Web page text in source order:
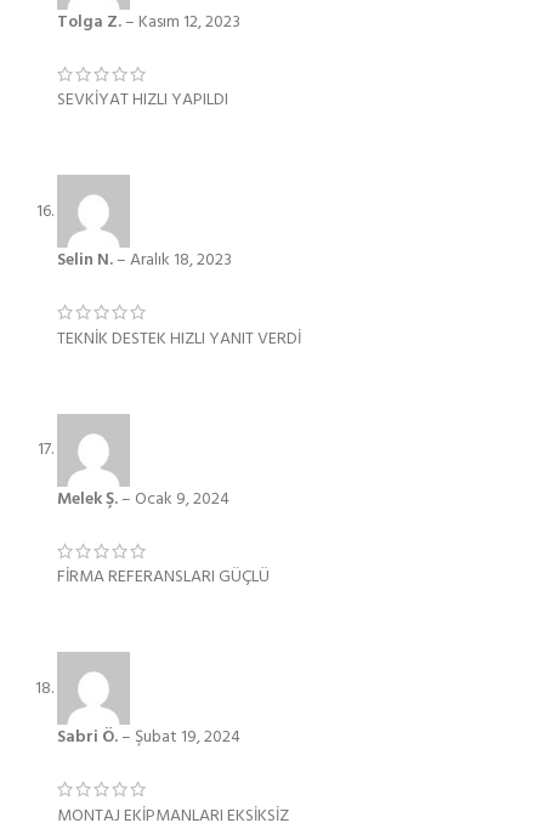
Tolga Z.– Kasım 12, 2023
SEVKİYAT HIZLI YAPILDI
Selin N.–Aralık 18, 2023
TEKNİK DESTEK HIZLI YANIT VERDİ
Melek Ş.– Ocak 9, 2024
FİRMA REFERANSLARI GÜÇLÜ
Sabri Ö.– Şubat 19, 2024
MONTAJ EKİPMANLARI EKSİKSİZ